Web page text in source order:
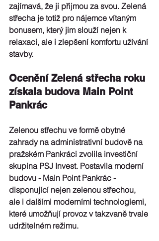
zajímavá, že ji přijmou za svou. Zelená
střecha je totiž pro nájemce vítaným
bonusem, který jim slouží nejen k
relaxaci, ale i zlepšení komfortu užívání
stavby.
Ocenění Zelená střecha roku
získala budova Main Point
Pankrác
Zelenou střechu ve formě obytné
zahrady na administrativní budově na
pražském Pankráci zvolila investiční
skupina PSJ Invest. Postavila moderní
budovu - Main Point Pankrác -
disponující nejen zelenou střechou,
ale i dalšími moderními technologiemi,
které umožňují provoz v takzvaně trvale
udržitelném režimu.